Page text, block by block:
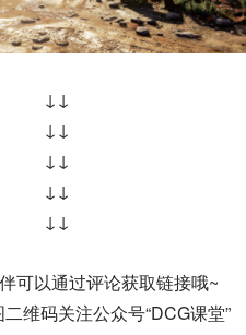
↓↓
↓↓
↓↓
↓↓
↓↓
可以通过评论获取链接哦~
维码关注公众号“DCG课堂”